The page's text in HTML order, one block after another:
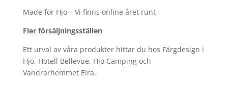
Made for Hjo – Vi finns online året runt
Fler försäljningsställen
Ett urval av våra produkter hittar du hos Färgdesign i
Hjo, Hotell Bellevue, Hjo Camping och
Vandrarhemmet Eira.